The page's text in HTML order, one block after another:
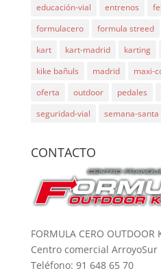
educación-vial
entrenos
formulacero
formula streed
kart
kart-madrid karting
kike bañuls
madrid maxi-
oferta
outdoor pedales
seguridad-vial
semana-santa
CONTACTO
FORMULA CERO OUTDOOR
Centro comercial ArroyoSur
Teléfono: 91 648 65 70